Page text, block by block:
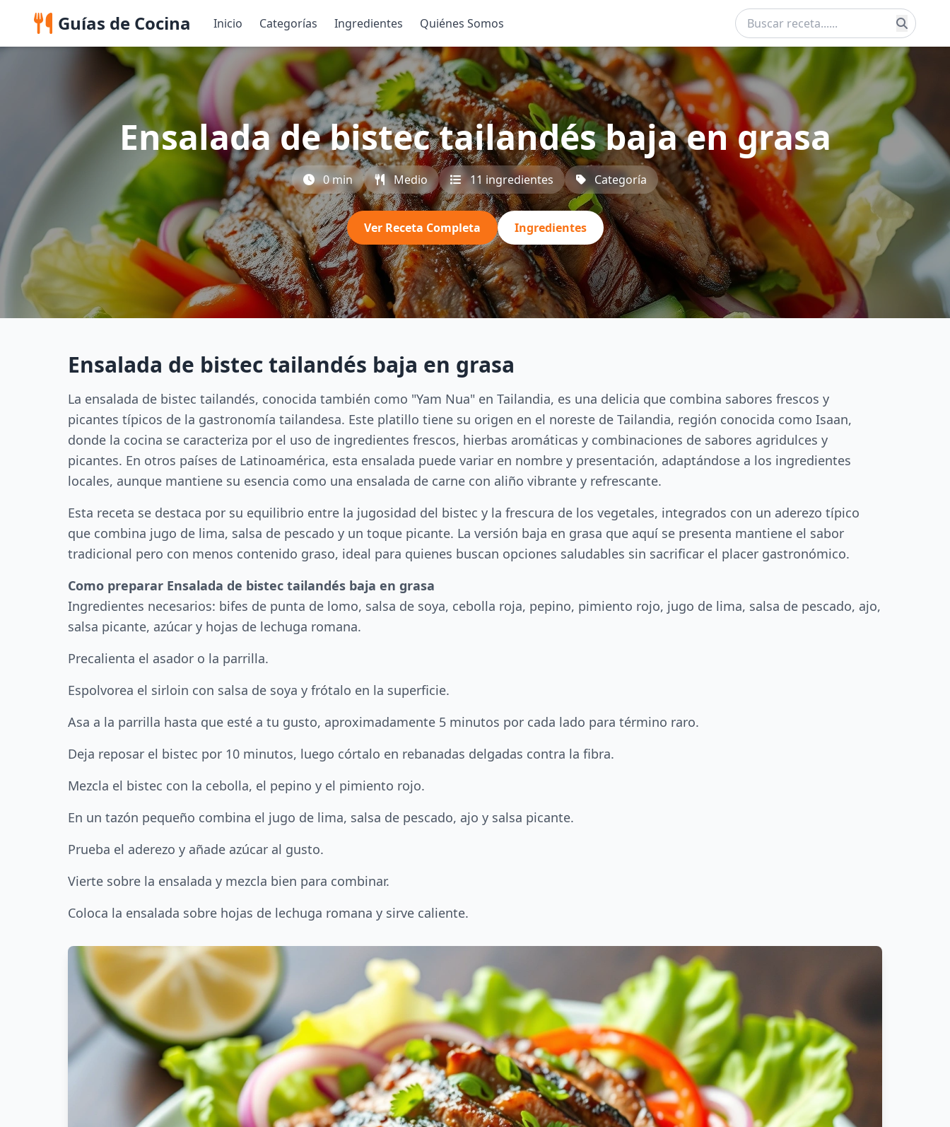
Guías de Cocina Inicio Categorías Ingredientes Quiénes Somos
Ensalada de bistec tailandés baja en grasa
0 min Medio 11 ingredientes Categoría
Ver Receta Completa Ingredientes
Ensalada de bistec tailandés baja en grasa
La ensalada de bistec tailandés, conocida también como "Yam Nua" en Tailandia, es una delicia que combina sabores frescos y
picantes típicos de la gastronomía tailandesa. Este platillo tiene su origen en el noreste de Tailandia, región conocida como Isaan,
donde la cocina se caracteriza por el uso de ingredientes frescos, hierbas aromáticas y combinaciones de sabores agridulces y
picantes. En otros países de Latinoamérica, esta ensalada puede variar en nombre y presentación, adaptándose a los ingredientes
locales, aunque mantiene su esencia como una ensalada de carne con aliño vibrante y refrescante.
Esta receta se destaca por su equilibrio entre la jugosidad del bistec y la frescura de los vegetales, integrados con un aderezo típico
que combina jugo de lima, salsa de pescado y un toque picante. La versión baja en grasa que aquí se presenta mantiene el sabor
tradicional pero con menos contenido graso, ideal para quienes buscan opciones saludables sin sacrificar el placer gastronómico.
Como preparar Ensalada de bistec tailandés baja en grasa
Ingredientes necesarios: bifes de punta de lomo, salsa de soya, cebolla roja, pepino, pimiento rojo, jugo de lima, salsa de pescado, ajo,
salsa picante, azúcar y hojas de lechuga romana.
Precalienta el asador o la parrilla.
Espolvorea el sirloin con salsa de soya y frótalo en la superficie.
Asa a la parrilla hasta que esté a tu gusto, aproximadamente 5 minutos por cada lado para término raro.
Deja reposar el bistec por 10 minutos, luego córtalo en rebanadas delgadas contra la fibra.
Mezcla el bistec con la cebolla, el pepino y el pimiento rojo.
En un tazón pequeño combina el jugo de lima, salsa de pescado, ajo y salsa picante.
Prueba el aderezo y añade azúcar al gusto.
Vierte sobre la ensalada y mezcla bien para combinar.
Coloca la ensalada sobre hojas de lechuga romana y sirve caliente.